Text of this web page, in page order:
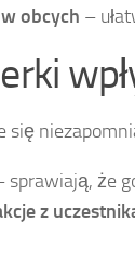
obcych –
się
sprawiają, że
z